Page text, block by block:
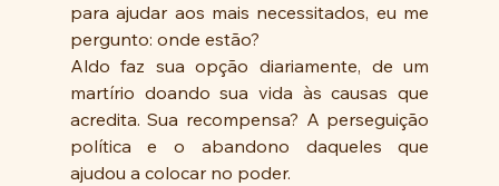
para ajudar aos mais necessitados, eu me
pergunto: onde estão?
Aldo faz sua opção diariamente, de um
martírio doando sua vida às causas que
acredita. Sua recompensa? A perseguição
política e o abandono daqueles que
ajudou a colocar no poder.